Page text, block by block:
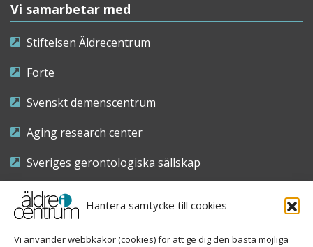
Hantera samtycke till cookies
Vi använder webbkakor (cookies) för att ge dig den bästa möjliga
Vi samarbetar med
Stiftelsen Äldrecentrum
Forte
Svenskt demenscentrum
Aging research center
Sveriges gerontologiska sällskap
Riksföreningen för sjuksköterskor inom äldre- och
demensvård
Nationellt kompetenscentrum anhöriga